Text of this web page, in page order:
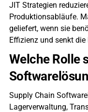
JIT Strategien
Produktionsabläufe.
geliefert, wenn sie
Effizienz und senkt die
Welche Rolle
Supply Chain
Lagerverwaltung,